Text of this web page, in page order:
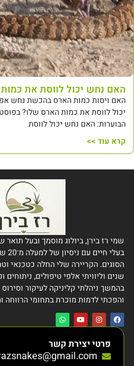
האם נחש יכול לווסת את
האם ויסות כמות הארס בהכשת נחש
יכול לווסת את כמות הארס שלו?
הבוערות: האם נחש יכול לווסת
קרא עוד >>
שמי רז בירן, ביולוג מוסמך ובעל
שנים וליוויתי אלפי טיפולים, ניתוחים
בהמשך ניהלתי קליניקה לעיקור
והפכתי לדמות מוכרת בתחומי הרווחה
פרטי יצירת קשר